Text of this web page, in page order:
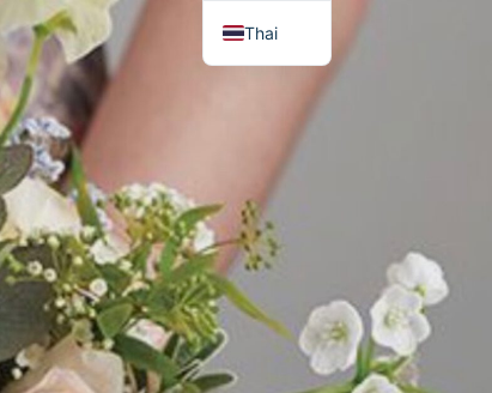
Thai
English